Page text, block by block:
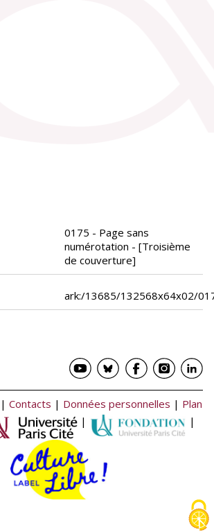
0175 - Page sans
numérotation - [Troisième
de couverture]
ark:/13685/132568x64x02/
| Contacts | Données personnelles | Plan
| |